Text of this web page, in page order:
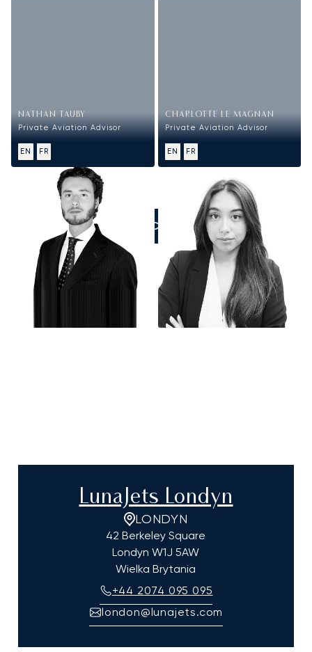
NATHAN TAUBY
Private Aviation Advisor
EN FR
CHARLOTTE LE MAGNAN
Private Aviation Advisor
EN FR
ZADZWOŃCIE DO NAS
LunaJets Londyn
LONDYN
42 Berkeley Square
Londyn W1J 5AW
Wielka Brytania
+44 2074 095 095
london@lunajets.com